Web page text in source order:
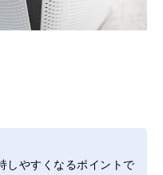
しやすくなるポイントで